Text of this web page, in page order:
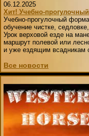
06.12.2025
Хит! Учебно-
Учебно-прогулочный
обучение чистке,
Урок верховой езде на
маршрут полевой или
и уже ездящим всадникам
Все новости